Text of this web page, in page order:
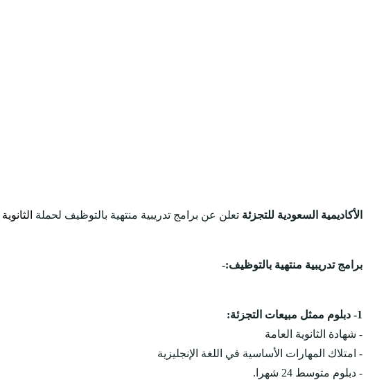
الأكاديمية السعودية للتجزئة تعلن عن برامج تدريبية منتهية بالتوظيف لحملة الثانوية
برامج تدريبية منتهية بالتوظيف:-
1- دبلوم ممثل مبيعات التجزئة:
- شهادة الثانوية العامة
- امتلاك المهارات الأساسية في اللغة الإنجليزية
- دبلوم متوسط 24 شهرا.